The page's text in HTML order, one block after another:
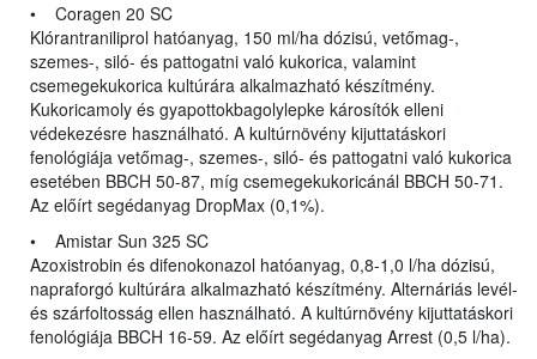
• Coragen 20 SC
Klórantraniliprol hatóanyag, 150 ml/ha dózisú, vetőmag-,
szemes-, siló- és pattogatni való kukorica, valamint
csemegekukorica kultúrára alkalmazható készítmény.
Kukoricamoly és gyapottokbagolylepke károsítók elleni
védekezésre használható. A kultúrnövény kijuttatáskori
fenológiája vetőmag-, szemes-, siló- és pattogatni való kukorica
esetében BBCH 50-87, míg csemegekukoricánál BBCH 50-71.
Az előírt segédanyag DropMax (0,1%).
• Amistar Sun 325 SC
Azoxistrobin és difenokonazol hatóanyag, 0,8-1,0 l/ha dózisú,
napraforgó kultúrára alkalmazható készítmény. Alternáriás levél-
és szárfoltosság ellen használható. A kultúrnövény kijuttatáskori
fenológiája BBCH 16-59. Az előírt segédanyag Arrest (0,5 l/ha).